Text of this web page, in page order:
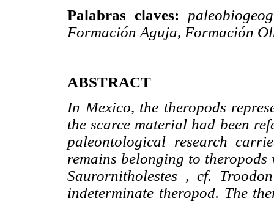
Palabras claves:
Formación Aguja, Formación
ABSTRACT
In Mexico, the theropods
the scarce material had been
paleontological research
remains belonging to theropods
Saurornitholestes , cf.
indeterminate theropod. The